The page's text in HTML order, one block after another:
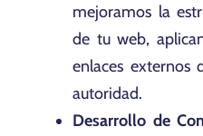
mejoramos la
de tu web,
enlaces externos
autoridad.
Desarrollo de